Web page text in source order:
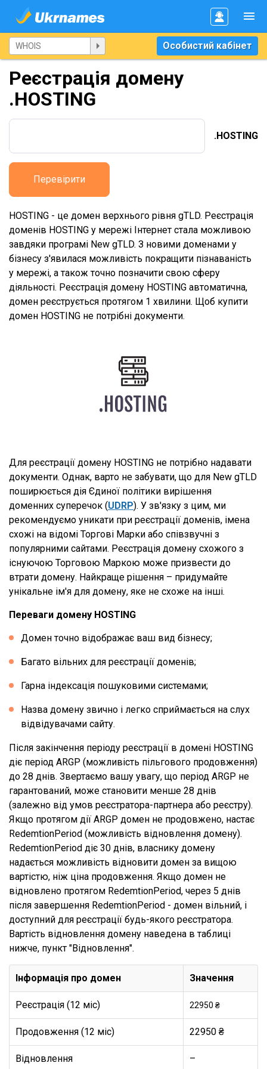
Особистий кабінет
Реєстрація домену
.HOSTING
.HOSTING
Перевірити
HOSTING - це домен верхнього рівня gTLD. Реєстрація
доменів HOSTING у мережі Інтернет стала можливою
завдяки програмі New gTLD. З новими доменами у
бізнесу з'явилася можливість покращити пізнаваність
у мережі, а також точно позначити свою сферу
діяльності. Реєстрація домену HOSTING автоматична,
домен реєструється протягом 1 хвилини. Щоб купити
домен HOSTING не потрібні документи.
Для реєстрації домену HOSTING не потрібно надавати
документи. Однак, варто не забувати, що для New gTLD
поширюється дія Єдиної політики вирішення
доменних суперечок (UDRP). У зв'язку з цим, ми
рекомендуємо уникати при реєстрації доменів, імена
схожі на відомі Торгові Марки або співзвучні з
популярними сайтами. Реєстрація домену схожого з
існуючою Торговою Маркою може призвести до
втрати домену. Найкраще рішення – придумайте
унікальне ім'я для домену, яке не схоже на інші.
Переваги домену HOSTING
Домен точно відображає ваш вид бізнесу;
Багато вільних для реєстрації доменів;
Гарна індексація пошуковими системами;
Назва домену звично і легко сприймається на слух
відвідувачами сайту.
Після закінчення періоду реєстрації в домені HOSTING
діє період ARGP (можливість пільгового продовження)
до 28 днів. Звертаємо вашу увагу, що період ARGP не
гарантований, може становити менше 28 днів
(залежно від умов реєстратора-партнера або реєстру).
Якщо протягом дії ARGP домен не продовжено, настає
RedemtionPeriod (можливість відновлення домену).
RedemtionPeriod діє 30 днів, власнику домену
надається можливість відновити домен за вищою
вартістю, ніж ціна продовження. Якщо домен не
відновлено протягом RedemtionPeriod, через 5 днів
після завершення RedemtionPeriod - домен вільний, і
доступний для реєстрації будь-якого реєстратора.
Вартість відновлення домену наведена в таблиці
нижче, пункт "Відновлення".
Інформація про домен Значення
Реєстрація (12 міс) 22950 ₴
Продовження (12 міс) 22950 ₴
Відновлення –